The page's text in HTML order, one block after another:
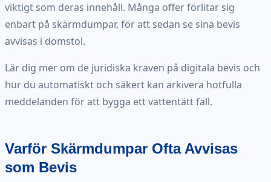
viktigt som deras innehåll. Många offer förlitar sig
enbart på skärmdumpar, för att sedan se sina bevis
avvisas i domstol.
Lär dig mer om de juridiska kraven på digitala bevis och
hur du automatiskt och säkert kan arkivera hotfulla
meddelanden för att bygga ett vattentätt fall.
Varför Skärmdumpar Ofta Avvisas
som Bevis